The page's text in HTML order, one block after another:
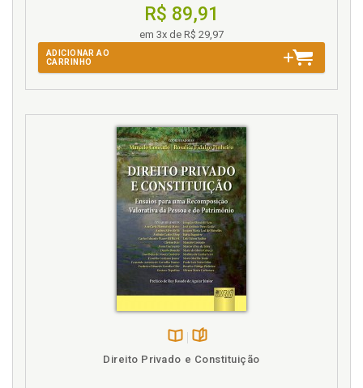
R$ 89,91
em 3x de R$ 29,97
ADICIONAR AO
CARRINHO
Direito Privado e Constituição